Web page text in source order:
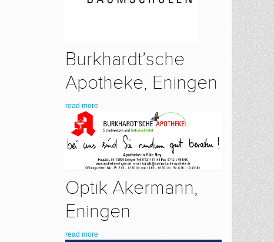
Burkhardt’sche
Apotheke, Eningen
read more
Optik Akermann,
Eningen
read more